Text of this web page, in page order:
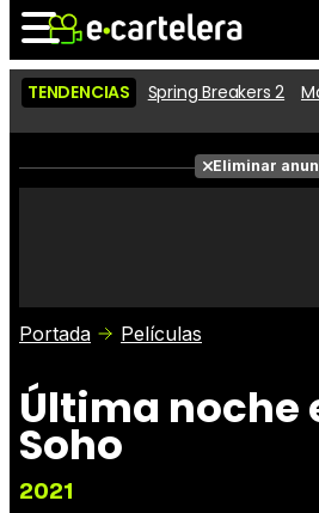
Noticias
Críticas
TENDENCIAS Spring Breakers 2
Eliminar
Portada Películas
Última noche
Soho
2021